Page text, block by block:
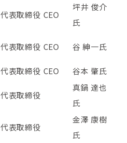
代表取締役 CEO
坪井 俊介
氏
代表取締役 CEO 谷 紳一氏
代表取締役 CEO
谷本 肇氏
代表取締役
真鍋 達也
氏
代表取締役
金澤 康樹
氏